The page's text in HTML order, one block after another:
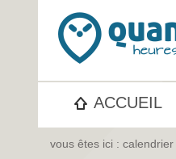
ACCUEIL
vous êtes ici : calendrier